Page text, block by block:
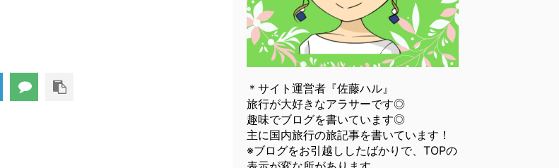
＊サイト運営者『佐藤ハル』
旅行が大好きなアラサーです◎
趣味でブログを書いています◎
主に国内旅行の旅記事を書いています！
※ブログをお引越ししたばかりで、TOPの